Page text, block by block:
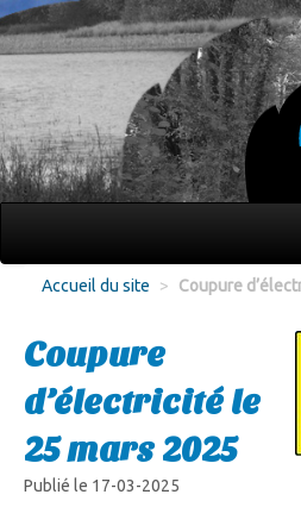
Culture Loisirs
Associations
Environnement
Accueil du site > Coupure
Coupure
d’électricité le
25 mars 2025
Publié le 17-03-2025